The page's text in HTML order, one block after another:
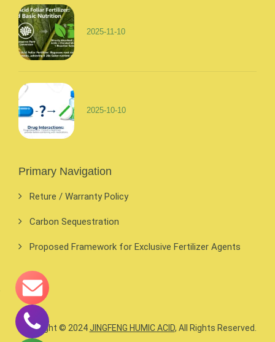
2025-11-10
2025-10-10
Primary Navigation
Reture / Warranty Policy
Carbon Sequestration
Proposed Framework for Exclusive Fertilizer Agents
Copyright © 2024 JINGFENG HUMIC ACID, All Rights Reserved.